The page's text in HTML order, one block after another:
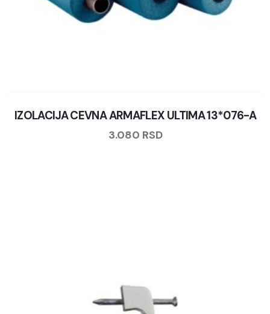
IZOLACIJA CEVNA ARMAFLEX ULTIMA 13*076-A
3.080 RSD